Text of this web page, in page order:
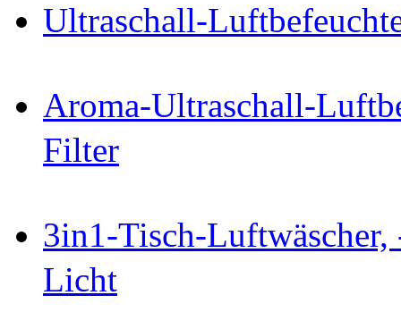
Ultraschall-
Aroma-Ultraschall-
Filter
3in1-Tisch-
Licht